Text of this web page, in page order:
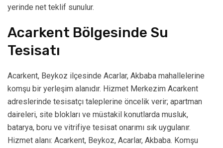
yerinde net teklif sunulur.
Acarkent Bölgesinde Su
Tesisatı
Acarkent, Beykoz ilçesinde Acarlar, Akbaba mahallelerine
komşu bir yerleşim alanıdır. Hizmet Merkezim Acarkent
adreslerinde tesisatçı taleplerine öncelik verir; apartman
daireleri, site blokları ve müstakil konutlarda musluk,
batarya, boru ve vitrifiye tesisat onarımı sık uygulanır.
Hizmet alanı: Acarkent, Beykoz, Acarlar, Akbaba. Komşu